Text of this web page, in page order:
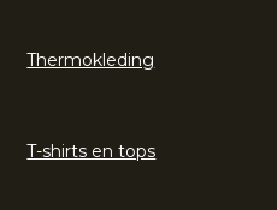
Thermokleding
T-shirts en tops